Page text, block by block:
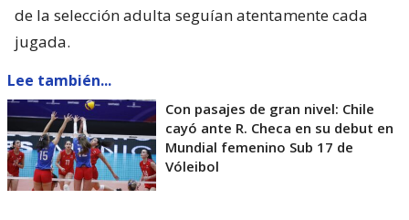
de la selección adulta seguían atentamente cada
jugada.
Lee también...
Con pasajes de gran nivel: Chile
cayó ante R. Checa en su debut en
Mundial femenino Sub 17 de
Vóleibol